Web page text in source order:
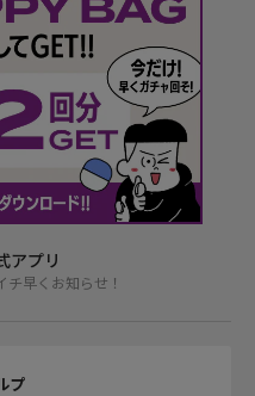
アプリ
早くお知らせ！
プ